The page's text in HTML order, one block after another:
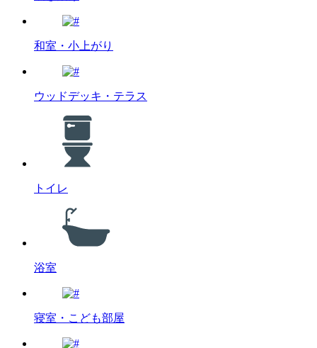
和室・小上がり
ウッドデッキ・テラス
トイレ
浴室
寝室・こども部屋